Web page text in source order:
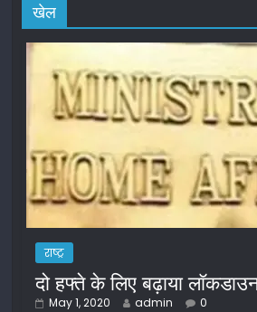
खेल
राष्ट्र
दो हफ्ते के लिए बढ़ाया
May 1, 2020 admin 0